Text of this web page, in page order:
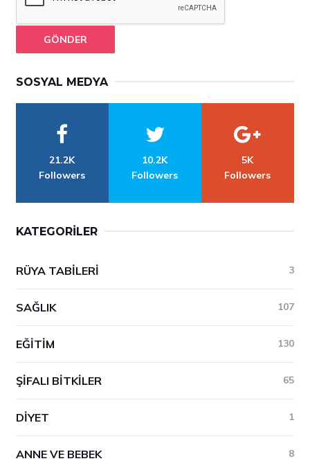
GÖNDER
SOSYAL MEDYA
21.2K
Followers
10.2K
Followers
5K
Followers
KATEGORILER
RÜYA TABILERI 3
SAĞLIK 107
EĞITIM 130
ŞIFALI BITKILER 65
DIYET 1
ANNE VE BEBEK 8